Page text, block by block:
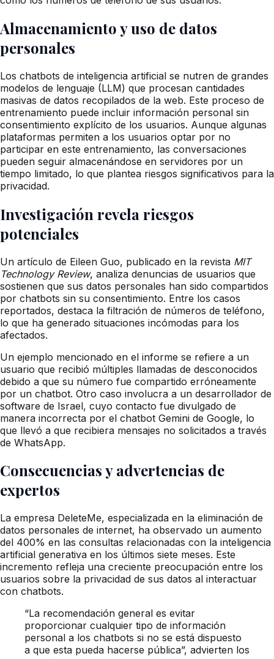
Almacenamiento y uso de datos
personales
Los chatbots de inteligencia artificial se nutren de grandes
modelos de lenguaje (LLM) que procesan cantidades
masivas de datos recopilados de la web. Este proceso de
entrenamiento puede incluir información personal sin
consentimiento explícito de los usuarios. Aunque algunas
plataformas permiten a los usuarios optar por no
participar en este entrenamiento, las conversaciones
pueden seguir almacenándose en servidores por un
tiempo limitado, lo que plantea riesgos significativos para la
privacidad.
Investigación revela riesgos
potenciales
Un artículo de Eileen Guo, publicado en la revista MIT
Technology Review, analiza denuncias de usuarios que
sostienen que sus datos personales han sido compartidos
por chatbots sin su consentimiento. Entre los casos
reportados, destaca la filtración de números de teléfono,
lo que ha generado situaciones incómodas para los
afectados.
Un ejemplo mencionado en el informe se refiere a un
usuario que recibió múltiples llamadas de desconocidos
debido a que su número fue compartido erróneamente
por un chatbot. Otro caso involucra a un desarrollador de
software de Israel, cuyo contacto fue divulgado de
manera incorrecta por el chatbot Gemini de Google, lo
que llevó a que recibiera mensajes no solicitados a través
de WhatsApp.
Consecuencias y advertencias de
expertos
La empresa DeleteMe, especializada en la eliminación de
datos personales de internet, ha observado un aumento
del 400% en las consultas relacionadas con la inteligencia
artificial generativa en los últimos siete meses. Este
incremento refleja una creciente preocupación entre los
usuarios sobre la privacidad de sus datos al interactuar
con chatbots.
“La recomendación general es evitar
proporcionar cualquier tipo de información
personal a los chatbots si no se está dispuesto
a que esta pueda hacerse pública”, advierten los